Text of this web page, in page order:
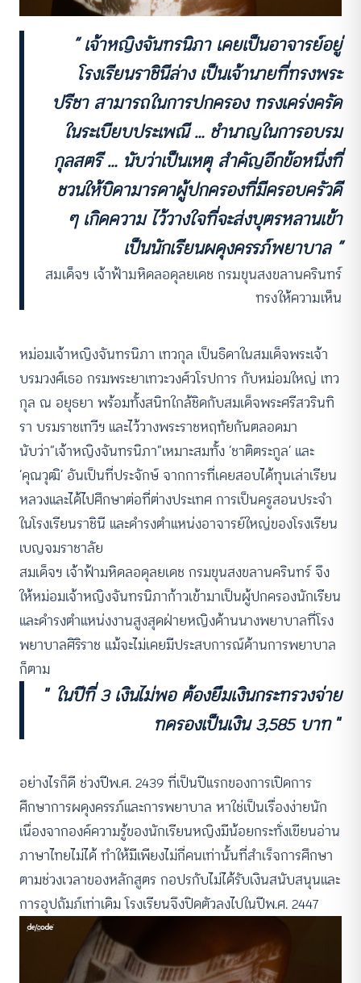
“ เจ้าหญิงจันทรนิภา เคยเป็นอาจารย์อยู่
โรงเรียนราชินีล่าง เป็นเจ้านายที่ทรงพระ
ปรีชา สามารถในการปกครอง ทรงเคร่งครัด
ในระเบียบประเพณี … ชำนาญในการอบรม
กุลสตรี … นับว่าเป็นเหตุ สำคัญอีกข้อหนึ่งที่
ชวนให้บิดามารดาผู้ปกครองที่มีครอบครัวดี
ๆ เกิดความ ไว้วางใจที่จะส่งบุตรหลานเข้า
เป็นนักเรียนผดุงครรภ์พยาบาล ”
สมเด็จฯ เจ้าฟ้ามหิดลอดุลยเดช กรมขุนสงขลานครินทร์
ทรงให้ความเห็น
หม่อมเจ้าหญิงจันทรนิภา เทวกุล เป็นธิดาในสมเด็จพระเจ้า
บรมวงศ์เธอ กรมพระยาเทวะวงศ์วโรปการ กับหม่อมใหญ่ เทว
กุล ณ อยุธยา พร้อมทั้งสนิทใกล้ชิดกับสมเด็จพระศรีสวรินทิ
รา บรมราชเทวีฯ และไว้วางพระราชหฤทัยกันตลอดมา
นับว่า”เจ้าหญิงจันทรนิภา”เหมาะสมทั้ง ‘ชาติตระกูล’ และ
‘คุณวุฒิ’ อันเป็นที่ประจักษ์ จากการที่เคยสอบได้ทุนเล่าเรียน
หลวงและได้ไปศึกษาต่อที่ต่างประเทศ การเป็นครูสอนประจำ
ในโรงเรียนราชินี และดำรงตำแหน่งอาจารย์ใหญ่ของโรงเรียน
เบญจมราชาลัย
สมเด็จฯ เจ้าฟ้ามหิดลอดุลยเดช กรมขุนสงขลานครินทร์ จึง
ให้หม่อมเจ้าหญิงจันทรนิภาก้าวเข้ามาเป็นผู้ปกครองนักเรียน
และดำรงตำแหน่งงานสูงสุดฝ่ายหญิงด้านนางพยาบาลที่โรง
พยาบาลศิริราช แม้จะไม่เคยมีประสบการณ์ด้านการพยาบาล
ก็ตาม
“ ในปีที่ 3 เงินไม่พอ ต้องยืมเงินกระทรวงจ่าย
ทดรองเป็นเงิน 3,585 บาท”
อย่างไรก็ดี ช่วงปีพ.ศ. 2439 ที่เป็นปีแรกของการเปิดการ
ศึกษาการผดุงครรภ์และการพยาบาล หาใช่เป็นเรื่องง่ายนัก
เนื่องจากองค์ความรู้ของนักเรียนหญิงมีน้อยกระทั่งเขียนอ่าน
ภาษาไทยไม่ได้ ทำให้มีเพียงไม่กี่คนเท่านั้นที่สำเร็จการศึกษา
ตามช่วงเวลาของหลักสูตร กอปรกับไม่ได้รับเงินสนับสนุนและ
การอุปถัมภ์เท่าเดิม โรงเรียนจึงปิดตัวลงไปในปีพ.ศ. 2447